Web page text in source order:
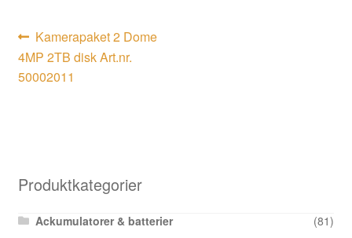
Inläggsnavigering
Föregående
inlägg:
Kamerapaket 2 Dome
4MP 2TB disk Art.nr.
50002011
Produktkategorier
Ackumulatorer & batterier
(81)